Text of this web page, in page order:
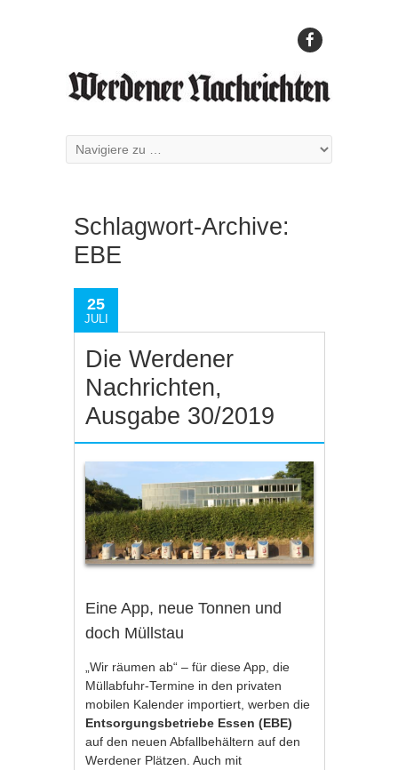
Schlagwort-Archive:
EBE
25
JULI
Die Werdener
Nachrichten,
Ausgabe 30/2019
Eine App, neue Tonnen und
doch Müllstau
„Wir räumen ab“ – für dieseApp , die
Müllabfuhr-Termine in den privaten
mobilen Kalender importiert, werben die
Entsorgungsbetriebe Essen (EBE)
auf den neuen Abfallbehältern auf den
Werdener Plätzen. Auch mit